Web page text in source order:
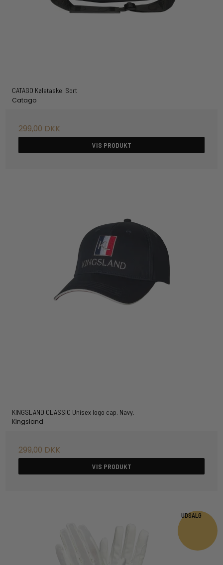
CATAGO Køletaske. Sort
Catago
299,00 DKK
VIS PRODUKT
KINGSLAND CLASSIC Unisex logo cap. Navy.
Kingsland
299,00 DKK
VIS PRODUKT
UDSALG